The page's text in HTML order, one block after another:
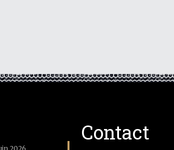
Contact